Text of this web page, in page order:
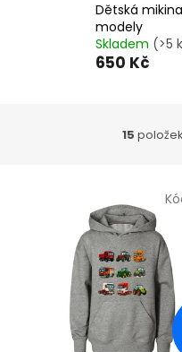
Dětská
modely
Skladem (>5
650 Kč
15